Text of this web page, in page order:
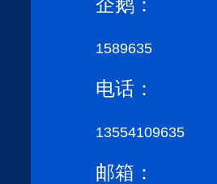
企鹅：
1589635
电话：
13554109635
邮箱：